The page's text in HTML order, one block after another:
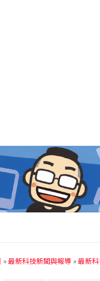
»最新科技新聞與報導 »最新